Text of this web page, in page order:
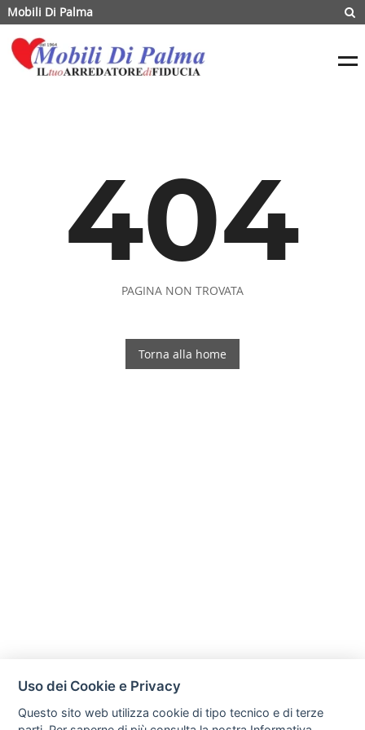
Mobili Di Palma
404
PAGINA NON TROVATA
Torna alla home
Uso dei Cookie e Privacy
Questo sito web utilizza cookie di tipo tecnico e di terze